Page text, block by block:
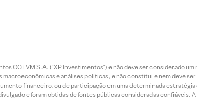
CCTVM S.A. (“XP Investimentos”) e não deve ser considerado
e análises políticas, e não constitui e nem deve
financeiro, ou de participação em uma determinada
e foram obtidas de fontes públicas consideradas confiáveis.